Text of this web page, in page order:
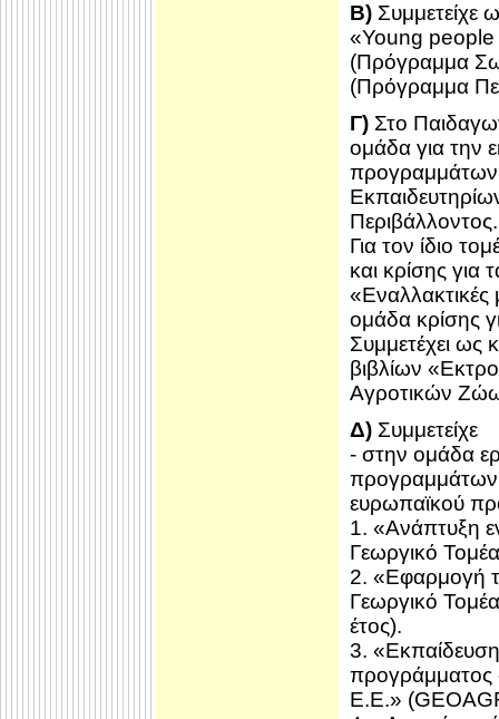
Β) Συμμετείχε
«Young
(Πρόγραμμα
(Πρόγραμμα
Γ) Στο
ομάδα για την
προγραμμάτων
Περιβάλλοντος.
Για τον ίδιο
και κρίσης για
«Εναλλακτικές
ομάδα κρίσης
Συμμετέχει ως
βιβλίων
Αγροτικών
Δ) Συμμετείχε
- στην ομάδα
προγραμμάτων
ευρωπαϊκού
1. «Ανάπτυξη
Γεωργικό
2. «Εφαρμογή
Γεωργικό
έτος).
3.
προγράμματος
Ε.Ε.»